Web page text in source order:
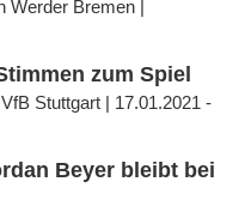
Werder Bremen |
zum Spiel
Stuttgart | 17.01.2021 -
Beyer bleibt bei